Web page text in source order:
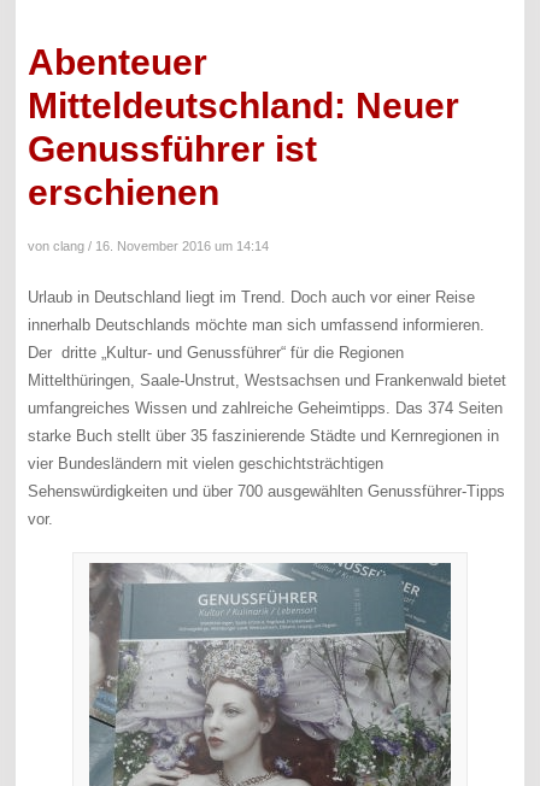
Abenteuer
Mitteldeutschland: Neuer
Genussführer ist
erschienen
von clang / 16. November 2016 um 14:14
Urlaub in Deutschland liegt im Trend. Doch auch vor einer Reise
innerhalb Deutschlands möchte man sich umfassend informieren.
Der dritte „Kultur- und Genussführer“ für die Regionen
Mittelthüringen, Saale-Unstrut, Westsachsen und Frankenwald bietet
umfangreiches Wissen und zahlreiche Geheimtipps. Das 374 Seiten
starke Buch stellt über 35 faszinierende Städte und Kernregionen in
vier Bundesländern mit vielen geschichtsträchtigen
Sehenswürdigkeiten und über 700 ausgewählten Genussführer-Tipps
vor.